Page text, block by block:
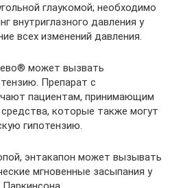
глаукомой; необходимо
внутриглазного давления у
всех изменений давления.
может вызвать
Препарат с
пациентам, принимающим
которые также могут
гипотензию.
энтакапон может вызывать
мгновенные засыпания у